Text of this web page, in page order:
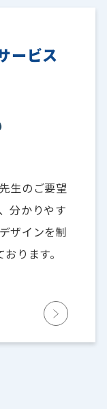
ービス
生のご要望
分かりやす
ザインを制
ります。